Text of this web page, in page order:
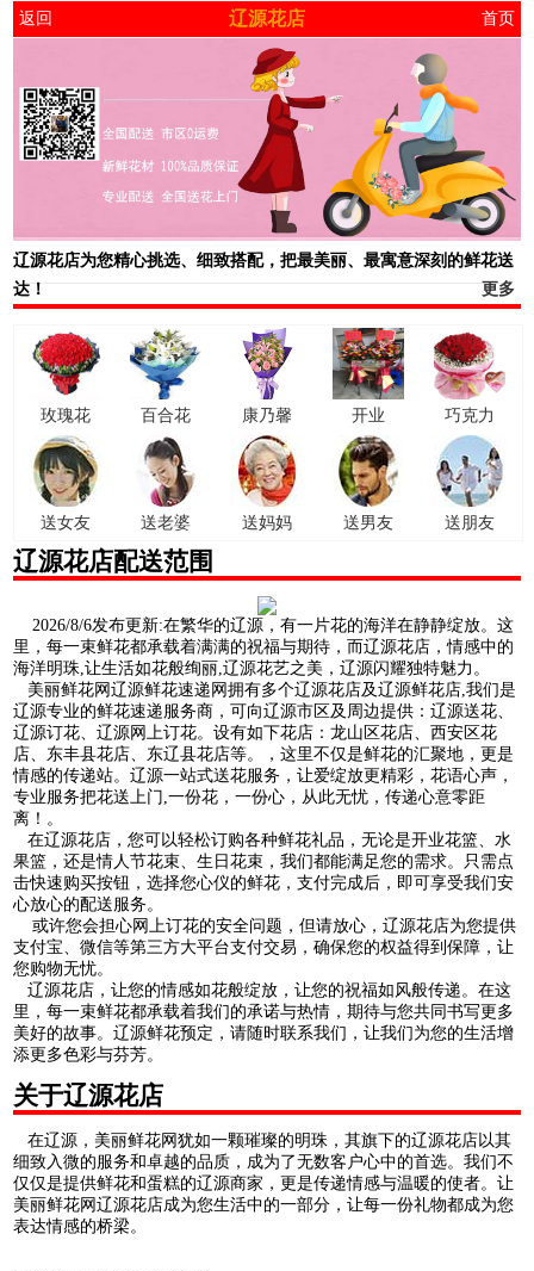
返回 辽源花店 首页
辽源花店为您精心挑选、细致搭配，把最美丽、最寓意深刻的鲜花送
达！
更多
玫瑰花 百合花 康乃馨 开业 巧克力
送女友 送老婆 送妈妈 送男友 送朋友
辽源花店配送范围
2026/8/6发布更新:在繁华的辽源，有一片花的海洋在静静绽放。这
里，每一束鲜花都承载着满满的祝福与期待，而辽源花店，情感中的
海洋明珠,让生活如花般绚丽,辽源花艺之美，辽源闪耀独特魅力。
美丽鲜花网辽源鲜花速递网拥有多个辽源花店及辽源鲜花店,我们是
辽源专业的鲜花速递服务商，可向辽源市区及周边提供：辽源送花、
辽源订花、辽源网上订花。设有如下花店：龙山区花店、西安区花
店、东丰县花店、东辽县花店等。，这里不仅是鲜花的汇聚地，更是
情感的传递站。辽源一站式送花服务，让爱绽放更精彩，花语心声，
专业服务把花送上门,一份花，一份心，从此无忧，传递心意零距
离！。
在辽源花店，您可以轻松订购各种鲜花礼品，无论是开业花篮、水
果篮，还是情人节花束、生日花束，我们都能满足您的需求。只需点
击快速购买按钮，选择您心仪的鲜花，支付完成后，即可享受我们安
心放心的配送服务。
或许您会担心网上订花的安全问题，但请放心，辽源花店为您提供
支付宝、微信等第三方大平台支付交易，确保您的权益得到保障，让
您购物无忧。
辽源花店，让您的情感如花般绽放，让您的祝福如风般传递。在这
里，每一束鲜花都承载着我们的承诺与热情，期待与您共同书写更多
美好的故事。辽源鲜花预定，请随时联系我们，让我们为您的生活增
添更多色彩与芬芳。
关于辽源花店
在辽源，美丽鲜花网犹如一颗璀璨的明珠，其旗下的辽源花店以其
细致入微的服务和卓越的品质，成为了无数客户心中的首选。我们不
仅仅是提供鲜花和蛋糕的辽源商家，更是传递情感与温暖的使者。让
美丽鲜花网辽源花店成为您生活中的一部分，让每一份礼物都成为您
表达情感的桥梁。